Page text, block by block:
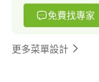
免費找專家
更多菜單設計